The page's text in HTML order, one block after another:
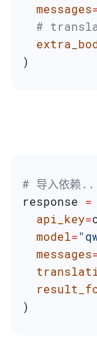
  messages
#
)
# 导入依赖
response =
  api_key
=
  model
=
  messages
)